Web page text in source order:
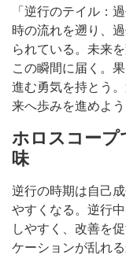
「逆行のテイル：
時の流れを遡り、
られている。未来
この瞬間に届く。
進む勇気を持とう
来へ歩みを進めよう
ホロスコープ
味
逆行の時期は自己
やすくなる。逆行
しやすく、改善を
ケーションが乱れ